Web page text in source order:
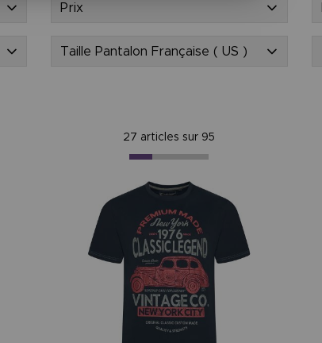
Prix
Taille Pantalon Française ( US )
27 articles sur 95